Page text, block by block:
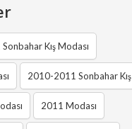
Kış Modası
2010-2011 Sonbahar Kış
2011 Modası